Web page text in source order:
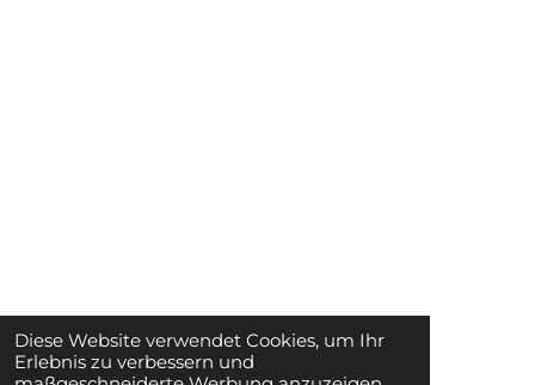
Diese Website verwendet Cookies, um Ihr
Erlebnis zu verbessern und